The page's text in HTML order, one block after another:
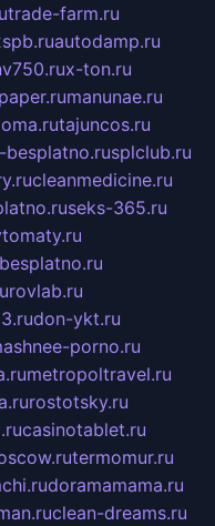
trade-farm.ru
autodamp.ru
x-ton.ru
manunae.ru
tajuncos.ru
splclub.ru
cleanmedicine.ru
seks-365.ru
don-ykt.ru
porno.ru
metropoltravel.ru
rostotsky.ru
casinotablet.ru
termomur.ru
doramamama.ru
clean-dreams.ru